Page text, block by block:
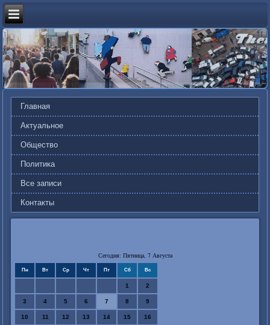
Главная
Актуальное
Общество
Политика
Все записи
Контакты
Сегодня: Пятница, 7 Августа
Пн Вт Ср Чт Пт Сб Вс
1 2
3 4 5 6 7 8 9
10 11 12 13 14 15 16